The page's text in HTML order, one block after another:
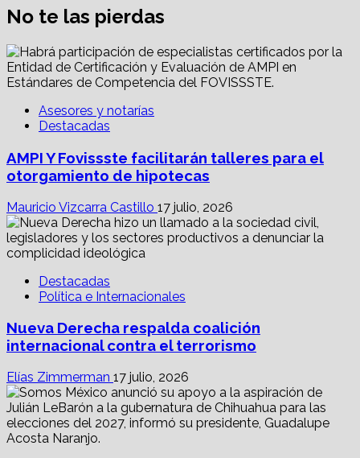
No te las pierdas
Asesores y notarías
Destacadas
AMPI Y Fovissste facilitarán talleres para el
otorgamiento de hipotecas
Mauricio Vizcarra Castillo 17 julio, 2026
Destacadas
Política e Internacionales
Nueva Derecha respalda coalición
internacional contra el terrorismo
Elías Zimmerman 17 julio, 2026